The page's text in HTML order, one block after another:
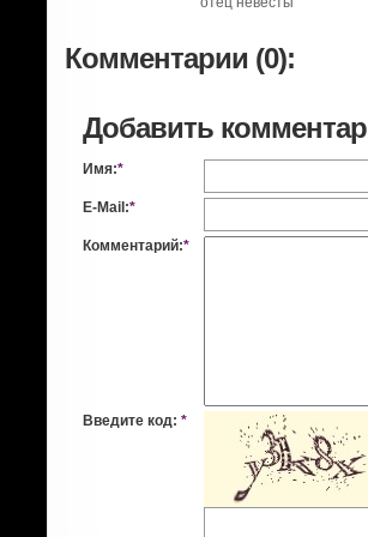
Комментарии (0):
Добавить
Имя:*
E-Mail:*
Комментарий:*
Введите код: *